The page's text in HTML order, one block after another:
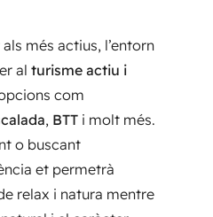
més actius, l’entorn
al turisme actiu i
com
, BTT i molt més.
o buscant
et permetrà
relax i natura mentre